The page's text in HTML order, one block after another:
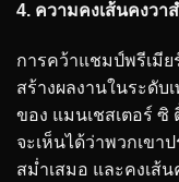
4. ความคงเส้นคงว
การคว้าแชมป์พรีเมี
สร้างผลงานในระดับ
ของ แมนเชสเตอร์ ซิ
จะเห็นได้ว่าพวกเขา
สม่ำเสมอ และคงเส้น